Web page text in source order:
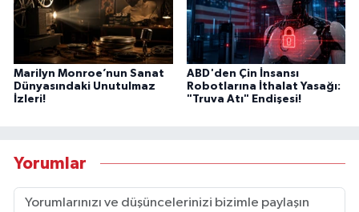
Marilyn Monroe’nun Sanat
Dünyasındaki Unutulmaz
İzleri!
ABD'den Çin İnsansı
Robotlarına İthalat Yasağı:
"Truva Atı" Endişesi!
Yorumlar